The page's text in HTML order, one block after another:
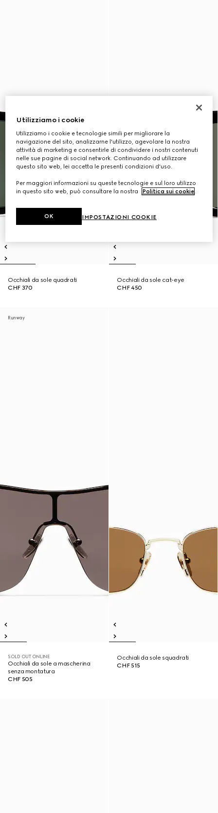
Occhiali da sole quadrati
CHF 370
Occhiali da sole cat-eye
CHF 450
Runway
SOLD OUT ONLINE
Occhiali da sole a mascherina
senza montatura
CHF 505
Occhiali da sole squadrati
CHF 515
Utilizziamo i cookie
Utilizziamo i cookie e tecnologie simili per migliorare la
navigazione del sito, analizzarne l'utilizzo, agevolare la nostra
attività di marketing e consentirle di condividere i nostri contenuti
nelle sue pagine di social network. Continuando ad utilizzare
questo sito web, lei accetta le presenti condizioni d'uso.
Per maggiori informazioni su queste tecnologie e sul loro utilizzo
in questo sito web, può consultare la nostra
Politica sui cookie.
IMPOSTAZIONI COOKIE
OK